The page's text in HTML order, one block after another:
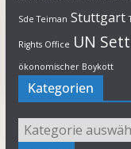
Sde Teiman Stuttgart
Rights Office UN
ökonomischer Boykott
Kategorien
Kategorien